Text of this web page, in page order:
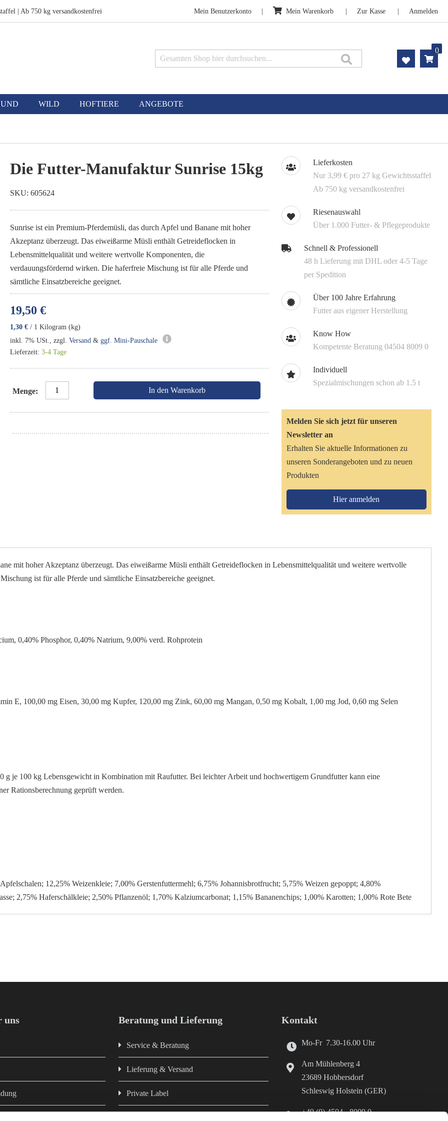
Mein Benutzerkonto Anmelden
| Ab 750 kg versandkostenfrei Mein Warenkorb Zur Kasse
0
WILD HOFTIERE ANGEBOTE
Die Futter-Manufaktur Sunrise 15kg
19,50 €
1,30 € / 1 Kilogram (kg)
inkl. 7% USt., zzgl. Versand& ggf. Mini-Pauschale
Lieferzeit: 3-4 Tage
Menge In den Warenkorb
Sunrise ist ein Premium-Pferdemüsli, das durch Apfel und Banane mit hoher
Akzeptanz überzeugt. Das eiweißarme Müsli enthält Getreideflocken in
Lebensmittelqualität und weitere wertvolle Komponenten, die
verdauungsfördernd wirken. Die haferfreie Mischung ist für alle Pferde und
sämtliche Einsatzbereiche geeignet.
SKU 605624
Lieferkosten
Nur 3,99 € pro 27 kg Gewichtsstaffel
Ab 750 kg versandkostenfrei
Riesenauswahl
Über 1.000 Futter- & Pflegeprodukte
Schnell & Professionell
48 h Lieferung mit DHL oder 4-5 Tage
per Spedition
Über 100 Jahre Erfahrung
Futter aus eigener Herstellung
Know How
Kompetente Beratung 04504 8009 0
Individuell
Spezialmischungen schon ab 1.5 t
Melden Sie sich jetzt für unseren
Newsletter an
Erhalten Sie aktuelle Informationen zu
unseren Sonderangeboten und zu neuen
Produkten
Hier anmelden
mit hoher Akzeptanz überzeugt. Das eiweißarme Müsli enthält Getreideflocken in Lebensmittelqualität und weitere wertvolle
ist für alle Pferde und sämtliche Einsatzbereiche geeignet.
0,40% Phosphor, 0,40% Natrium, 9,00% verd. Rohprotein
E, 100,00 mg Eisen, 30,00 mg Kupfer, 120,00 mg Zink, 60,00 mg Mangan, 0,50 mg Kobalt, 1,00 mg Jod, 0,60 mg Selen
g je 100 kg Lebensgewicht in Kombination mit Raufutter. Bei leichter Arbeit und hochwertigem Grundfutter kann eine
Rationsberechnung geprüft werden.
12,25% Weizenkleie; 7,00% Gerstenfuttermehl; 6,75% Johannisbrotfrucht; 5,75% Weizen gepoppt; 4,80%
2,75% Haferschälkleie; 2,50% Pflanzenöl; 1,70% Kalziumcarbonat; 1,15% Bananenchips; 1,00% Karotten; 1,00% Rote Bete
uns Beratung und Lieferung
Service & Beratung
Lieferung & Versand
Private Label
Kontakt
Mo-Fr 7.30-16.00 Uhr
Am Mühlenberg 4
23689 Hobbersdorf
Schleswig Holstein (GER)
+49 (0) 4504 - 8009 0